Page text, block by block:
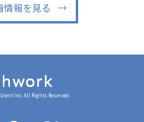
情報を見る →
Inc. All Rights Reserved.